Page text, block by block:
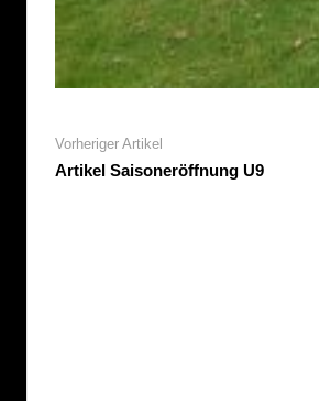
Vorheriger Artikel
Artikel Saisoneröffnung U9